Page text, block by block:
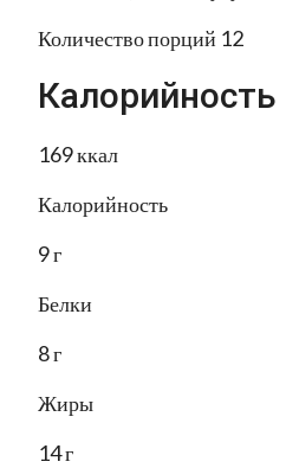
Количество порций 12
Калорийность
169 ккал
Калорийность
9 г
Белки
8 г
Жиры
14 г